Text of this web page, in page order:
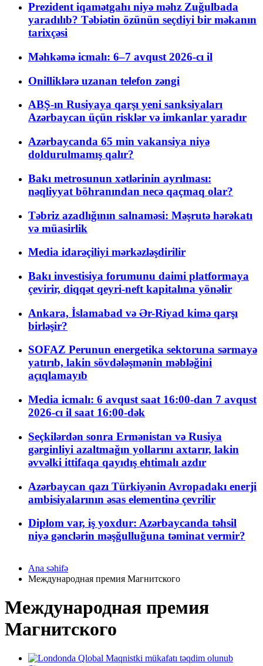
Prezident iqamətgahı niyə məhz Zuğulbada
yaradılıb? Təbiətin özünün seçdiyi bir məkanın
tarixçəsi
Məhkəmə icmalı: 6–7 avqust 2026-cı il
Onilliklərə uzanan telefon zəngi
ABŞ-ın Rusiyaya qarşı yeni sanksiyaları
Azərbaycan üçün risklər və imkanlar yaradır
Azərbaycanda 65 min vakansiya niyə
doldurulmamış qalır?
Bakı metrosunun xətlərinin ayrılması:
nəqliyyat böhranından necə qaçmaq olar?
Təbriz azadlığının salnaməsi: Məşrutə hərəkatı
və müasirlik
Media idarəçiliyi mərkəzləşdirilir
Bakı investisiya forumunu daimi platformaya
çevirir, diqqət qeyri-neft kapitalına yönəlir
Ankara, İslamabad və Ər-Riyad kimə qarşı
birləşir?
SOFAZ Perunun energetika sektoruna sərmayə
yatırıb, lakin sövdələşmənin məbləğini
açıqlamayıb
Media icmalı: 6 avqust saat 16:00-dan 7 avqust
2026-cı il saat 16:00-dək
Seçkilərdən sonra Ermənistan və Rusiya
gərginliyi azaltmağın yollarını axtarır, lakin
əvvəlki ittifaqa qayıdış ehtimalı azdır
Azərbaycan qazı Türkiyənin Avropadakı enerji
ambisiyalarının əsas elementinə çevrilir
Diplom var, iş yoxdur: Azərbaycanda təhsil
niyə gənclərin məşğulluğuna təminat vermir?
Ana səhifə
Международная премия Магнитского
Международная премия
Магнитского